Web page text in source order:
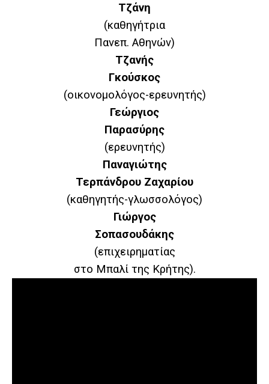
Τζάνη
(καθηγήτρια
Πανεπ. Αθηνών)
Τζανής
Γκούσκος
(οικονομολόγος-ερευνητής)
Γεώργιος
Παρασύρης
(ερευνητής)
Παναγιώτης
Τερπάνδρου Ζαχαρίου
(καθηγητής-γλωσσολόγος)
Γιώργος
Σοπασουδάκης
(επιχειρηματίας
στο Μπαλί της Κρήτης).